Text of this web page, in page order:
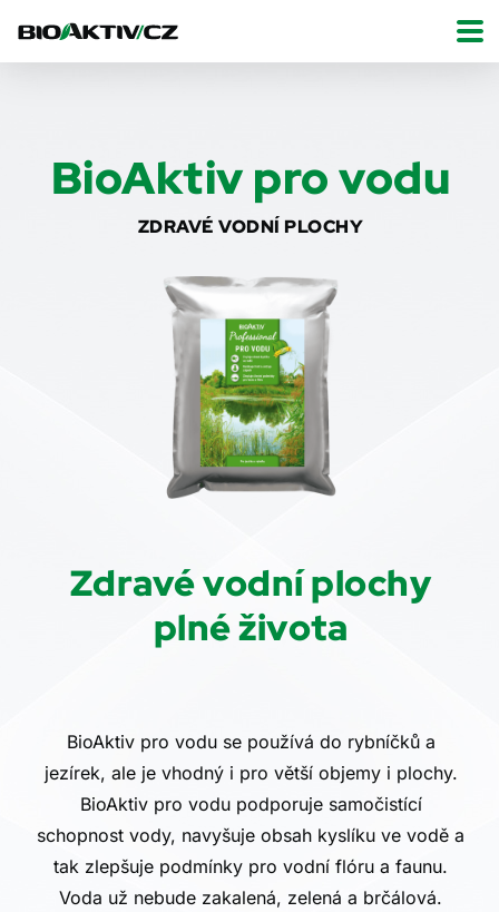
BioAktiv pro vodu
ZDRAVÉ VODNÍ PLOCHY
Zdravé vodní plochy
plné života
BioAktiv pro vodu se používá do rybníčků a
jezírek, ale je vhodný i pro větší objemy i plochy.
BioAktiv pro vodu podporuje samočistící
schopnost vody, navyšuje obsah kyslíku ve vodě a
tak zlepšuje podmínky pro vodní flóru a faunu.
Voda už nebude zakalená, zelená a brčálová.